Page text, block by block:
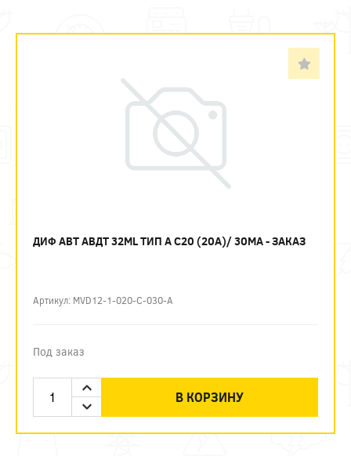
ДИФ АВТ АВДТ 32ML ТИП А C20 (20А)/ 30МА - ЗАКАЗ
Артикул: MVD12-1-020-C-030-A
Под заказ
В КОРЗИНУ